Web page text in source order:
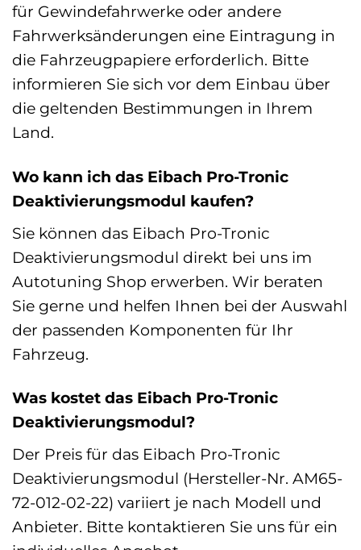
für Gewindefahrwerke oder andere
Fahrwerksänderungen eine Eintragung in
die Fahrzeugpapiere erforderlich. Bitte
informieren Sie sich vor dem Einbau über
die geltenden Bestimmungen in Ihrem
Land.
Wo kann ich das Eibach Pro-Tronic
Deaktivierungsmodul kaufen?
Sie können das Eibach Pro-Tronic
Deaktivierungsmodul direkt bei uns im
Autotuning Shop erwerben. Wir beraten
Sie gerne und helfen Ihnen bei der Auswahl
der passenden Komponenten für Ihr
Fahrzeug.
Was kostet das Eibach Pro-Tronic
Deaktivierungsmodul?
Der Preis für das Eibach Pro-Tronic
Deaktivierungsmodul (Hersteller-Nr. AM65-
72-012-02-22) variiert je nach Modell und
Anbieter. Bitte kontaktieren Sie uns für ein